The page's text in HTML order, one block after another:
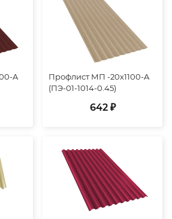
A
Профлист МП -20х1100-A
(ПЭ-01-1014-0.45)
642 ₽